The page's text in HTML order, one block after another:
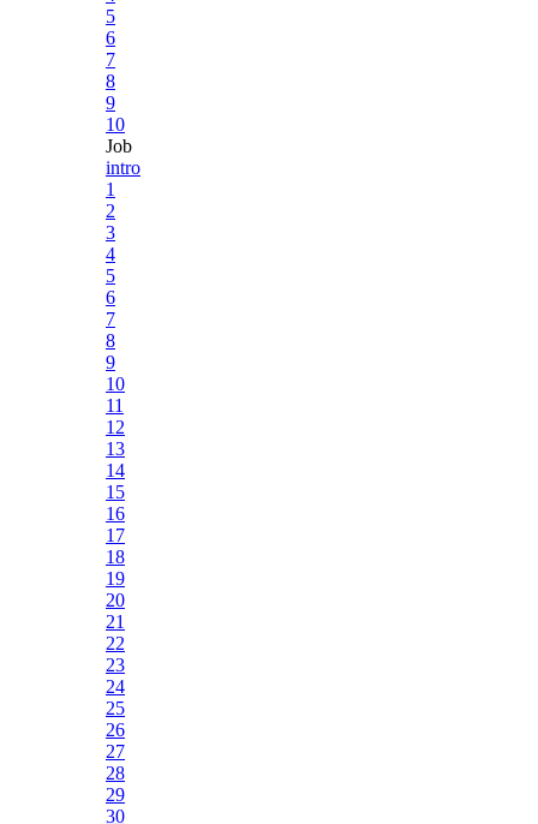
5
6
7
8
9
10
Job
intro
1
2
3
4
5
6
7
8
9
10
11
12
13
14
15
16
17
18
19
20
21
22
23
24
25
26
27
28
29
30